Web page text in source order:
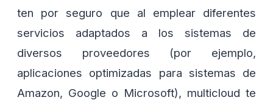
ten por seguro que al emplear diferentes
servicios adaptados a los sistemas de
diversos proveedores (por ejemplo,
aplicaciones optimizadas para sistemas de
Amazon, Google o Microsoft), multicloud te